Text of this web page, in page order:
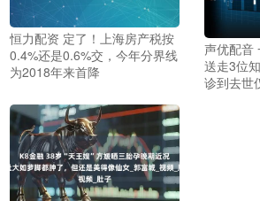
恒力配资 定了！上海房产税按
0.4%还是0.6%交，今年分界线
为2018年来首降
声优配音
送走3位
诊到去世